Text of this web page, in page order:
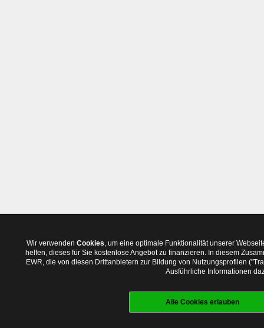
Wir verwenden Cookies, um eine optimale Funktionalität unserer
helfen, dieses für Sie kostenlose Angebot zu finanzieren. In diesem
EWR, die von diesen Drittanbietern zur Bildung von Nutzungsprofilen
Ausführliche Informationen
Alle Cookies erlauben